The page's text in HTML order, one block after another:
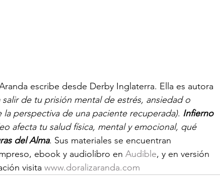
escribe desde Derby Inglaterra. Ella es autora
de tu prisión mental de estrés, ansiedad o
perspectiva de una paciente recuperada). Infierno
afecta tu salud física, mental y emocional, qué
del Alma. Sus materiales se encuentran
ebook y audiolibro en Audible, y en versión
visita www.doralizaranda.com